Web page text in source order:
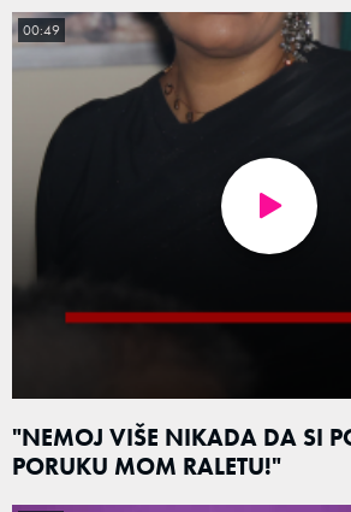
"NEMOJ VIŠE NIKADA DA SI
PORUKU MOM RALETU!"
00:49